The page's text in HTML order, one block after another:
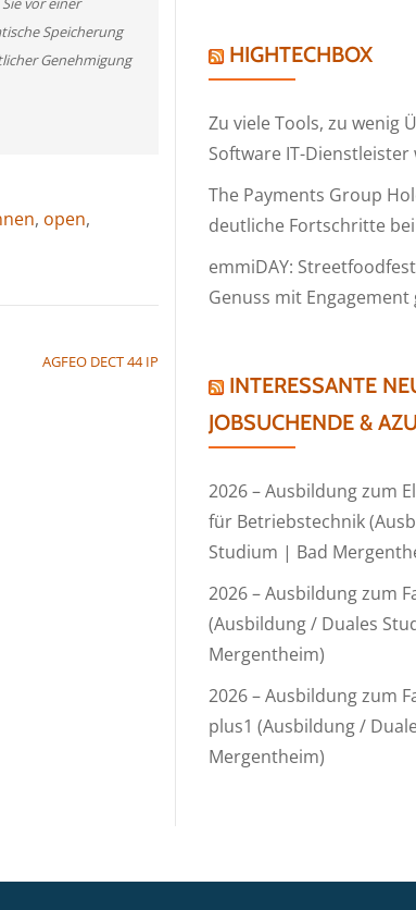
Speicherung
Genehmigung
, open,
AGFEO DECT 44 IP
HIGHTECHBOX
Zu viele Tools, zu wenig
Software IT-
The Payments Group
deutliche Fortschritte
emmiDAY:
Genuss mit
INTERESSANTE
JOBSUCHENDE &
2026 – Ausbildung zum
für Betriebstechnik
Studium | Bad
2026 – Ausbildung zum
(Ausbildung / Duales
Mergentheim)
2026 – Ausbildung zum
plus1 (Ausbildung /
Mergentheim)